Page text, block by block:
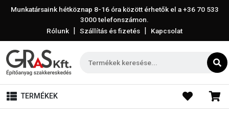
Munkatársaink hétköznap 8-16 óra között érhetők el a+36 70 533
3000telefonszámon.
Rólunk | Szállítás és fizetés | Kapcsolat
TERMÉKEK